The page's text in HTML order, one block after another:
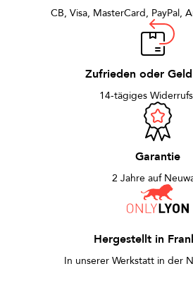
CB, Visa, MasterCard, PayPal,
Zufrieden oder
14-tägiges
Garantie
2 Jahre auf
Hergestellt in
In unserer Werkstatt in der